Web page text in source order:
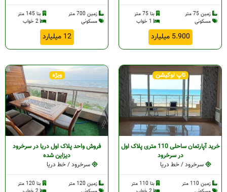
زمین 75 متر
بنا 75 متر
مسکونی
5.900 میلیارد
زمین 700 متر
بنا 145 متر
مسکونی
12 میلیارد
تاپ لوکیشن
خرید آپارتمان ساحلی 110 متری پلاک اول
در سرخرود
سرخرود / خط دریا
زمین 110 متر
بنا 110 متر
ویژه
فروش واحد‌ پلاک اول دریا در سرخرود
دیزاین شده
سرخرود / خط دریا
زمین 120 متر
بنا 120 متر